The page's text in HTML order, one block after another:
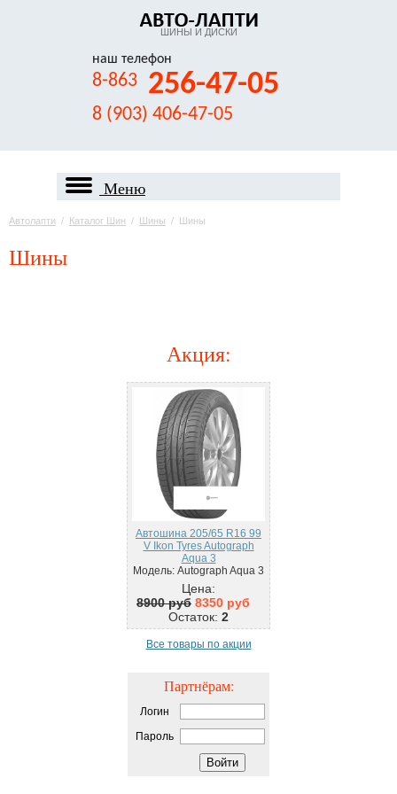
ШИНЫ И ДИСКИ
наш телефон
8-863 256-47-05
8 (903) 406-47-05
Меню
Автолапти / Каталог Шин / Шины / Шины
Шины
Акция:
Автошина 205/65 R16 99
V Ikon Tyres Autograph
Aqua 3
Модель: Autograph Aqua 3
Цена:
8900 руб 8350 руб
Остаток: 2
Все товары по акции
Партнёрам:
Логин
Пароль
Войти